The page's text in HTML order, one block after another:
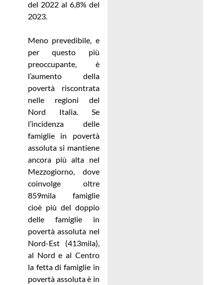
del 2022 al 6,8% del
2023.
Meno prevedibile, e
per questo più
preoccupante, è
l’aumento della
povertà riscontrata
nelle regioni del
Nord Italia. Se
l’incidenza delle
famiglie in povertà
assoluta si mantiene
ancora più alta nel
Mezzogiorno, dove
coinvolge oltre
859mila famiglie
cioè più del doppio
delle famiglie in
povertà assoluta nel
Nord-Est (413mila),
al Nord e al Centro
la fetta di famiglie in
povertà assoluta è in